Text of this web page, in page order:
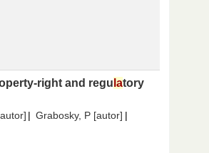
right and regu latory
Grabosky, P [autor]